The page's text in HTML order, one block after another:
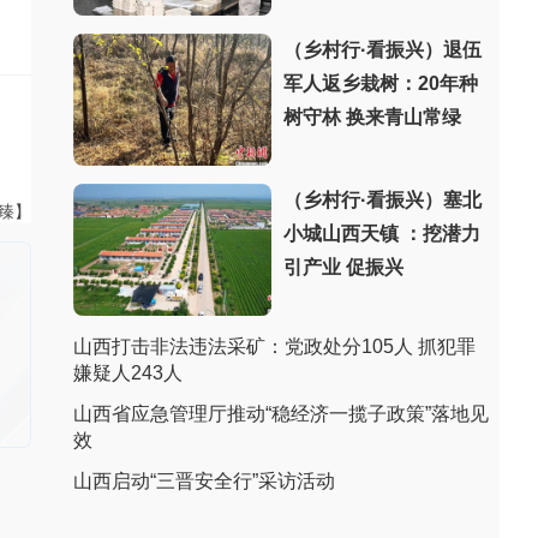
】
（乡村行·看振兴）退伍
军人返乡栽树：20年种
树守林 换来青山常绿
（乡村行·看振兴）塞北
小城山西天镇 ：挖潜力
引产业 促振兴
山西打击非法违法采矿：党政处分105人 抓犯罪
嫌疑人243人
山西省应急管理厅推动“稳经济一揽子政策”落地见
效
山西启动“三晋安全行”采访活动